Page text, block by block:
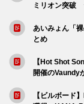
ミリオン突破
あいみょん「
とめ
【Hot Shot
開催のVaundy
【ビルボード